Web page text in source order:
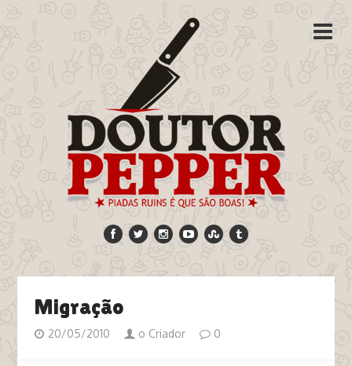
Migração
20/05/2010 o Criador 0